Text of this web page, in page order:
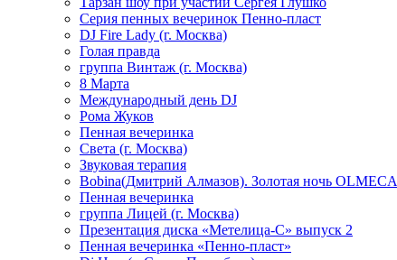
Серия пенных вечеринок Пенно-пласт
DJ Fire Lady (г. Москва)
Голая правда
группа Винтаж (г. Москва)
8 Марта
Международный день DJ
Рома Жуков
Пенная вечеринка
Света (г. Москва)
Звуковая терапия
Bobina(Дмитрий Алмазов). Золотая ночь OLMECA
Пенная вечеринка
группа Лицей (г. Москва)
Презентация диска «Метелица-С» выпуск 2
Пенная вечеринка «Пенно-пласт»